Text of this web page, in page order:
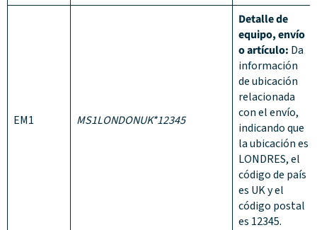
EM1 MS1LONDONUK*12345
Detalle de
equipo, envío
o artículo: Da
información
de ubicación
relacionada
con el envío,
indicando que
la ubicación es
LONDRES, el
código de país
es UK y el
código postal
es 12345.